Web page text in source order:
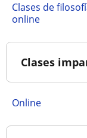
Clases de filosofía
online
Clases
online